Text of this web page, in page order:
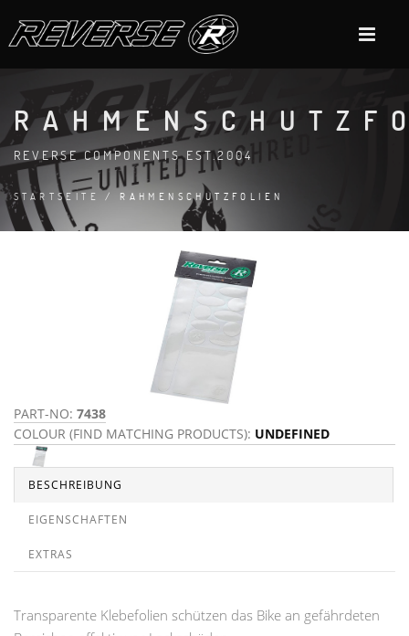
REVERSE COMPONENTS EST.2004
STARTSEITE / RAHMENSCHUTZFOLIEN
PART-NO: 7438
COLOUR (FIND MATCHING PRODUCTS): UNDEFINED
BESCHREIBUNG
EIGENSCHAFTEN
EXTRAS
Transparente Klebefolien schützen das Bike an gefährdeten